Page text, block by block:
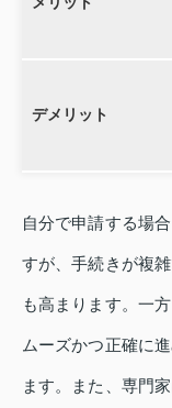
デメリット
自分で申請する場
すが、手続きが複
も高まります。一
ムーズかつ正確に
ます。また、専門